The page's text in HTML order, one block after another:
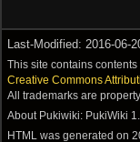
Last-Modified: 2016-06-
This site contains contents
Creative Commons
All trademarks are
About Pukiwiki: PukiWiki
HTML was generated on